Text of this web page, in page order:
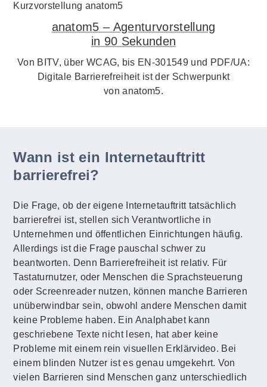
anatom5 – Agenturvorstellung
in 90 Sekunden
Von BITV, über WCAG, bis EN-301549 und PDF/UA:
Digitale Barrierefreiheit ist der Schwerpunkt
von anatom5.
Wann ist ein Internetauftritt
barrierefrei?
Die Frage, ob der eigene Internetauftritt tatsächlich
barrierefrei ist, stellen sich Verantwortliche in
Unternehmen und öffentlichen Einrichtungen häufig.
Allerdings ist die Frage pauschal schwer zu
beantworten. Denn Barrierefreiheit ist relativ. Für
Tastaturnutzer, oder Menschen die Sprachsteuerung
oder Screenreader nutzen, können manche Barrieren
unüberwindbar sein, obwohl andere Menschen damit
keine Probleme haben. Ein Analphabet kann
geschriebene Texte nicht lesen, hat aber keine
Probleme mit einem rein visuellen Erklärvideo. Bei
einem blinden Nutzer ist es genau umgekehrt. Von
vielen Barrieren sind Menschen ganz unterschiedlich